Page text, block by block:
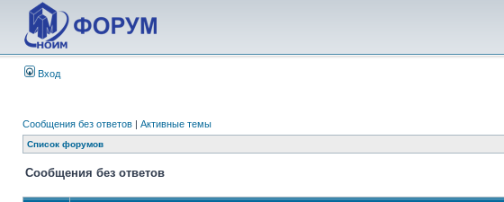
Вход
Сообщения без ответов | Активные темы
Список форумов
Сообщения без ответов